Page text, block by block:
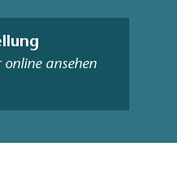
online ansehen